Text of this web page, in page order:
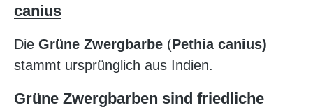
canius
Die Grüne Zwergbarbe (Pethia canius)
stammt ursprünglich aus Indien.
Grüne Zwergbarben sind friedliche